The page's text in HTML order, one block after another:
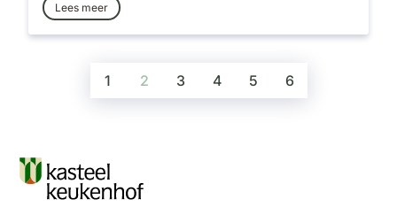
Lees meer
1 2 3 4 5 6